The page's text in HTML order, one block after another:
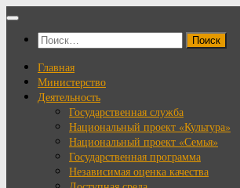
Перейти
содержимому
Найти:
Главная
Министерство
Деятельность
Государственная служба
Национальный проект «Культура»
Национальный проект «Семья»
Государственная программа
Независимая оценка качества